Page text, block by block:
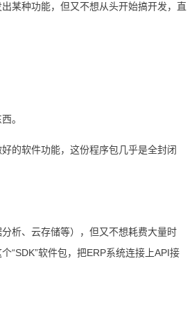
某种功能，但又不想从头开始搞开发，直
。
的软件功能，这份程序包几乎是全封闭
析、云存储等），但又不想耗费大量时
“SDK”软件包，把ERP系统连接上API接